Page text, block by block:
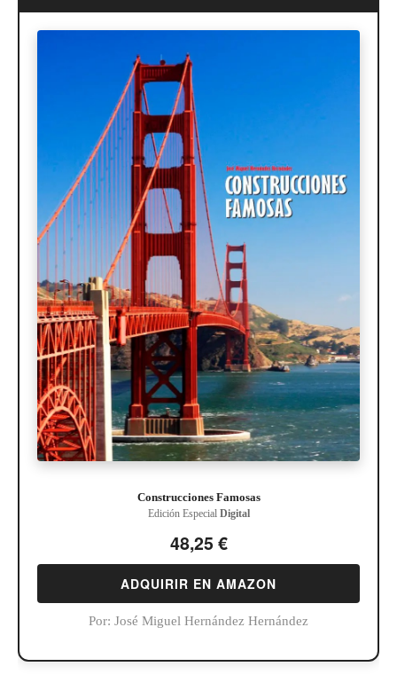
Construcciones Famosas
Edición Especial Digital
48,25 €
ADQUIRIR EN AMAZON
Por: José Miguel Hernández Hernández